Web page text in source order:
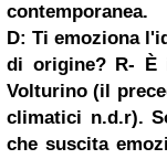
contemporanea.
D: Ti emoziona
di origine? R- È
Volturino (il
climatici n.d.r).
che suscita